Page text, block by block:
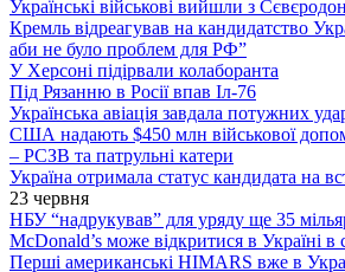
Українські військові вийшли з
Кремль відреагував на кандидатство
аби не було проблем для РФ”
У Херсоні підірвали колаборанта
Під Рязанню в Росії впав Іл-76
Українська авіація завдала потужних
США надають $450 млн військової
– РСЗВ та патрульні катери
Україна отримала статус кандидата на
23 червня
НБУ “надрукував” для уряду ще 35
McDonald’s може відкритися в Україні в
Перші американські HIMARS вже в